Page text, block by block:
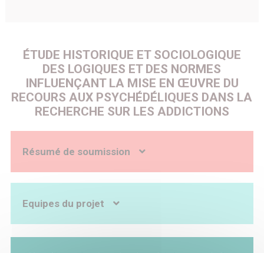
ÉTUDE HISTORIQUE ET SOCIOLOGIQUE
DES LOGIQUES ET DES NORMES
INFLUENÇANT LA MISE EN ŒUVRE DU
RECOURS AUX PSYCHÉDÉLIQUES DANS LA
RECHERCHE SUR LES ADDICTIONS
Résumé de soumission
Contexte
psychédéliques (1950/70) a concerné prioritairement le
traitement des addictions. Depuis une quinzaine d’années,
sont progressivement mis en place.
Equipes du projet
Coordonnateur :